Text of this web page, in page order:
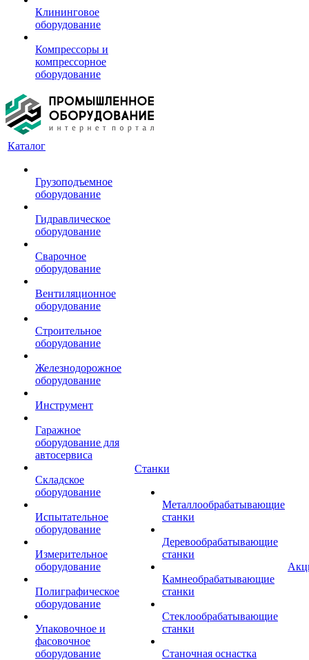
Клининговое
оборудование
Компрессоры и
компрессорное
оборудование
Каталог
Грузоподъемное
оборудование
Гидравлическое
оборудование
Сварочное
оборудование
Вентиляционное
оборудование
Строительное
оборудование
Железнодорожное
оборудование
Инструмент
Гаражное
оборудование для
автосервиса
Складское
оборудование
Испытательное
оборудование
Измерительное
оборудование
Полиграфическое
оборудование
Упаковочное и
фасовочное
оборудование
Станки
Металлообрабатывающие
станки
Деревообрабатывающие
станки
Камнеобрабатывающие
станки
Стеклообрабатывающие
станки
Станочная оснастка